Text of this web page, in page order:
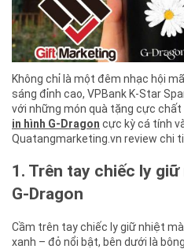
Không chỉ là một đêm nhạc hội
sáng đỉnh cao, VPBank K-Star
với những món quà tặng cực
in hình G-Dragon cực kỳ cá tính
Quatangmarketing.vn review chi
1. Trên tay chiếc ly
G-Dragon
Cầm trên tay chiếc ly giữ nhiệt
xanh – đỏ nổi bật, bên dưới là